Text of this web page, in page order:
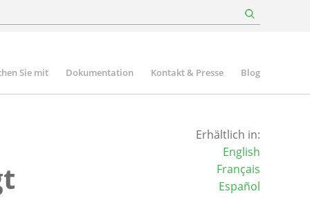
Sie mit Dokumentation Kontakt & Presse Blog
Erhältlich in:
English
Français
Español